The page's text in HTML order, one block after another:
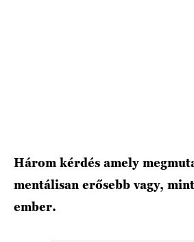
Három kérdés amely
mentálisan erősebb vagy,
ember.